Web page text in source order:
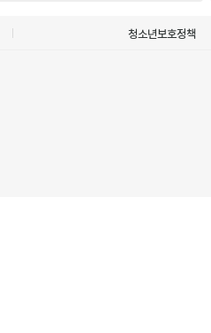
청소년보호정책